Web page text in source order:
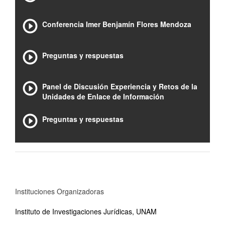
Conferencia Imer Benjamín Flores Mendoza
Preguntas y respuestas
Panel de Discusión Experiencia y Retos de la
Unidades de Enlace de Información
Preguntas y respuestas
Instituciones Organizadoras
Instituto de Investigaciones Jurídicas, UNAM